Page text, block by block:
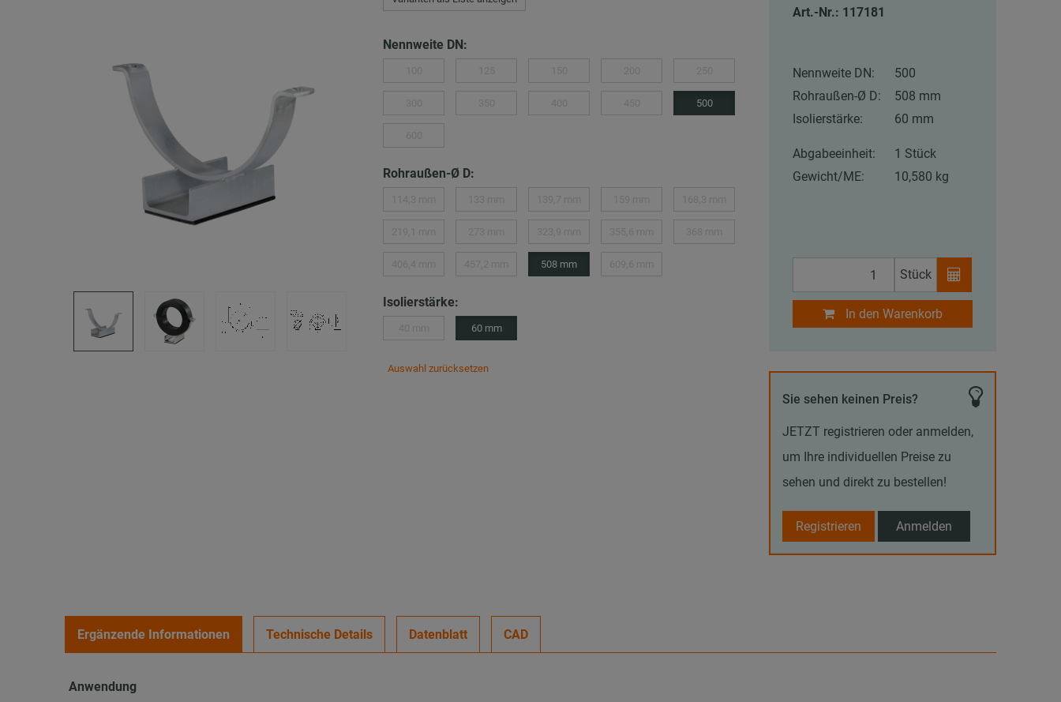
Nennweite DN:
500
Rohraußen-Ø D:
508 mm
Isolierstärke:
60 mm
Auswahl zurücksetzen
Art.-Nr.: 117181
Nennweite DN:
500
Rohraußen-Ø D:
508 mm
Isolierstärke:
60 mm
Abgabeeinheit:
1 Stück
Gewicht/ME:
10,580 kg
Stück
In den Warenkorb
Sie sehen keinen Preis?
JETZT registrieren oder anmelden,
um Ihre individuellen Preise zu
sehen und direkt zu bestellen!
Registrieren Anmelden
Ergänzende Informationen Technische Details Datenblatt CAD
Anwendung